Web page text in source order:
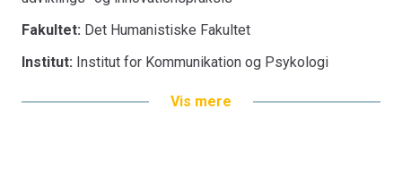
Fakultet: Det Humanistiske Fakultet
Institut: Institut for Kommunikation og Psykologi
Vis mere